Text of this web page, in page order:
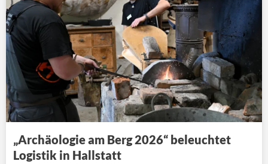
„Archäologie am Berg 2026“ beleuchtet
Logistik in Hallstatt